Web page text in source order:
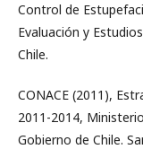
Control de
Evaluación y
Chile.
CONACE (2011),
2011-2014,
Gobierno de Chile.